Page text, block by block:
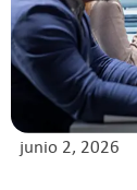
junio 2, 2026